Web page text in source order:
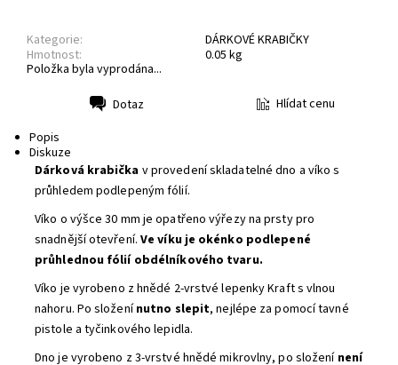
Kategorie:
DÁRKOVÉ KRABIČKY
Hmotnost:
0.05 kg
Položka byla vyprodána...
Dotaz
Hlídat cenu
Popis
Diskuze
Dárková krabička v provedení skladatelné dno a víko s
průhledem podlepeným fólií.
Víko o výšce 30 mm je opatřeno výřezy na prsty pro
snadnější otevření. Ve víku je okénko podlepené
průhlednou fólií obdélníkového tvaru.
Víko je vyrobeno z hnědé 2-vrstvé lepenky Kraft s vlnou
nahoru. Po složení nutno slepit, nejlépe za pomocí tavné
pistole a tyčinkového lepidla.
Dno je vyrobeno z 3-vrstvé hnědé mikrovlny, po složení není